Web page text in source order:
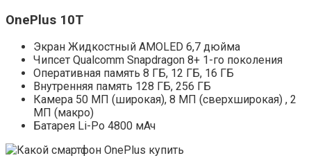
OnePlus 10Т
Экран Жидкостный AMOLED 6,7 дюйма
Чипсет Qualcomm Snapdragon 8+ 1-го поколения
Оперативная память 8 ГБ, 12 ГБ, 16 ГБ
Внутренняя память 128 ГБ, 256 ГБ
Камера 50 МП (широкая), 8 МП (сверхширокая) , 2
МП (макро)
Батарея Li-Po 4800 мАч